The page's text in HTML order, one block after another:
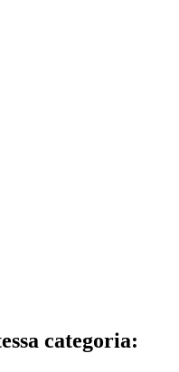
categoria: